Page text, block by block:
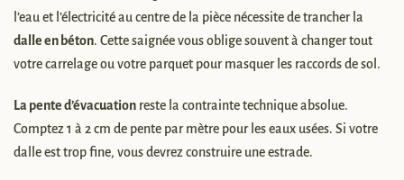
l’eau et l’électricité au centre de la pièce nécessite de trancher la
dalle en béton. Cette saignée vous oblige souvent à changer tout
votre carrelage ou votre parquet pour masquer les raccords de sol.
La pente d’évacuation reste la contrainte technique absolue.
Comptez 1 à 2 cm de pente par mètre pour les eaux usées. Si votre
dalle est trop fine, vous devrez construire une estrade.